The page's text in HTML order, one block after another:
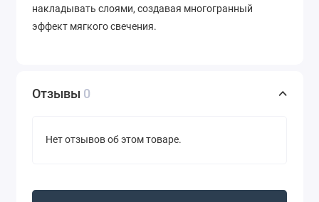
накладывать слоями, создавая многогранный
эффект мягкого свечения.
Отзывы 0
Нет отзывов об этом товаре.